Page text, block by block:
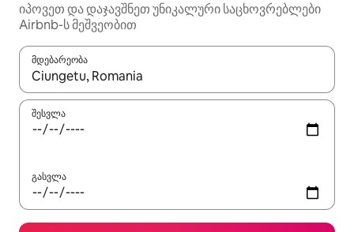
იპოვეთ და დაჯავშნეთ უნიკალური საცხოვრებლები
Airbnb-ს მეშვეობით
მდებარეობა
როცა შედეგები ხელმისაწვდომი გახდება, ნავიგაციისთვის
შესვლა
გასვლა